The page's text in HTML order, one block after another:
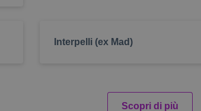
Interpelli (ex Mad)
Scopri di più
settimana